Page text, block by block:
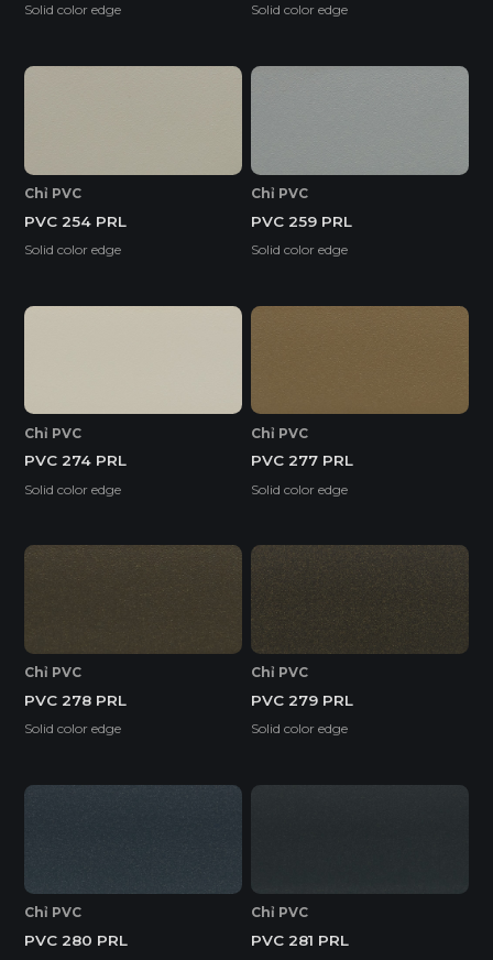
Solid color edge Solid color edge
Chỉ PVC
PVC 254 PRL
Solid color edge
Chỉ PVC
PVC 259 PRL
Solid color edge
Chỉ PVC
PVC 274 PRL
Solid color edge
Chỉ PVC
PVC 277 PRL
Solid color edge
Chỉ PVC
PVC 278 PRL
Solid color edge
Chỉ PVC
PVC 279 PRL
Solid color edge
Chỉ PVC
PVC 280 PRL
Chỉ PVC
PVC 281 PRL